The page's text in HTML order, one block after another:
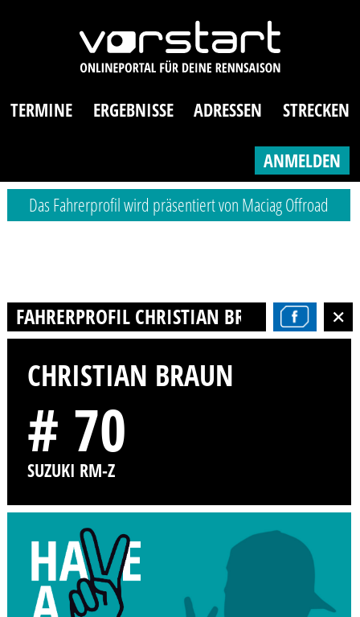
TERMINE ERGEBNISSE ADRESSEN STRECKEN
ANMELDEN
Das Fahrerprofil wird präsentiert von Maciag Offroad
FAHRERPROFIL CHRISTIAN BRAUN
CHRISTIAN BRAUN
# 70
SUZUKI RM-Z